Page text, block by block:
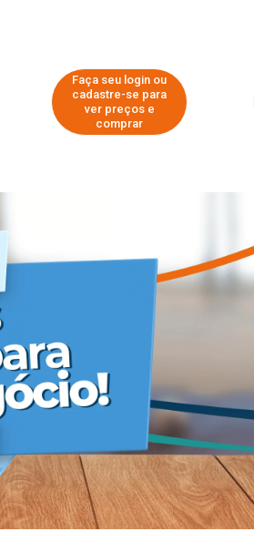
Faça seu login ou
cadastre-se para
ver preços e
comprar